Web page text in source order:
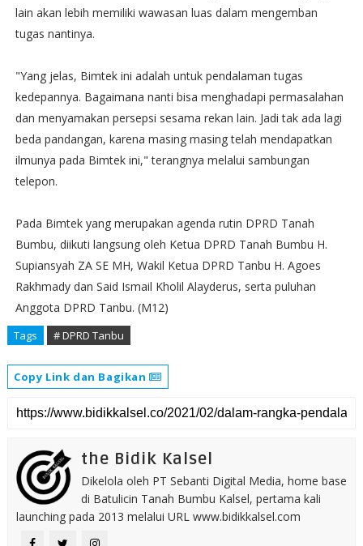
lain akan lebih memiliki wawasan luas dalam mengemban
tugas nantinya.
"Yang jelas, Bimtek ini adalah untuk pendalaman tugas
kedepannya. Bagaimana nanti bisa menghadapi permasalahan
dan menyamakan persepsi sesama rekan lain. Jadi tak ada lagi
beda pandangan, karena masing masing telah mendapatkan
ilmunya pada Bimtek ini," terangnya melalui sambungan
telepon.
Pada Bimtek yang merupakan agenda rutin DPRD Tanah
Bumbu, diikuti langsung oleh Ketua DPRD Tanah Bumbu H.
Supiansyah ZA SE MH, Wakil Ketua DPRD Tanbu H. Agoes
Rakhmady dan Said Ismail Kholil Alayderus, serta puluhan
Anggota DPRD Tanbu. (M12)
Tags # DPRD Tanbu
Copy Link dan Bagikan
the Bidik Kalsel
Dikelola oleh PT Sebanti Digital Media, home base
di Batulicin Tanah Bumbu Kalsel, pertama kali
launching pada 2013 melalui URL www.bidikkalsel.com